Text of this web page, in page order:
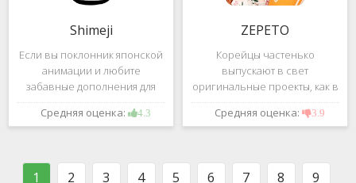
Shimeji
Если вы поклонник японской
анимации и любите
забавные дополнения для
своего смартфона, обратите
внимание на Shimeji -
устройства милыми
Средняя оценка: 4.3
ZEPETO
Корейцы частенько
выпускают в свет
оригинальные проекты, как в
сфере игр, так и приложений.
Так, ZEPETO стремительно
Южной Кореи, не смотря на
Средняя оценка: 3.9
1 2 3 4 5 6 7 8 9